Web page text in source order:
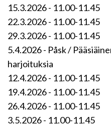
15.3.2026 - 11.00-11.45
22.3.2026 - 11.00-11.45
29.3.2026 - 11.00-11.45
5.4.2026 - Påsk /
harjoituksia
12.4.2026 - 11.00-11.45
19.4.2026 - 11.00-11.45
26.4.2026 - 11.00-11.45
3.5.2026 - 11.00-11.45